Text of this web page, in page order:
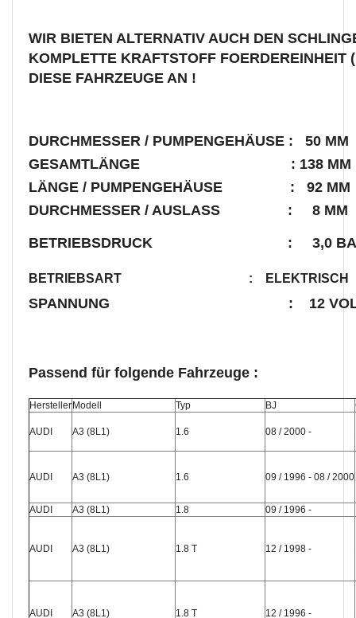
WIR BIETEN ALTERNATIV AUCH DEN
KOMPLETTE KRAFTSTOFF FOERDEREINHEIT
DIESE FAHRZEUGE AN !
DURCHMESSER / PUMPENGEHÄUSE : 50 MM
GESAMTLÄNGE : 138 MM
LÄNGE / PUMPENGEHÄUSE : 92 MM
DURCHMESSER / AUSLASS : 8 MM
BETRIEBSDRUCK : 3,0
BETRIEBSART : ELEKTRISCH
SPANNUNG : 12
Passend für folgende Fahrzeuge :
HerstellerModell Typ BJ
AUDI A3 (8L1) 1.6 08 / 2000 -
AUDI A3 (8L1) 1.6 09 / 1996 - 08 / 2000
AUDI A3 (8L1) 1.8 09 / 1996 -
AUDI A3 (8L1) 1.8 T 12 / 1998 -
AUDI A3 (8L1) 1.8 T 12 / 1996 -